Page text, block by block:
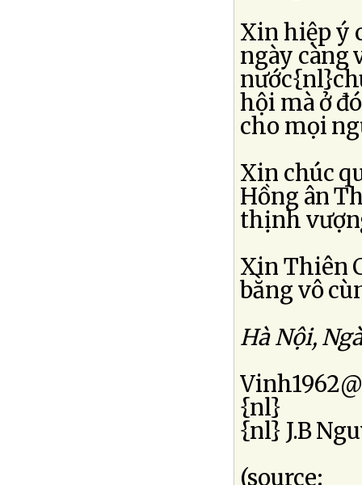
Xin hiệp ý
ngày càng
hội mà ở
cho mọi
Xin chúc
Hồng ân
thịnh
Xin Thiên
bằng vô
Hà Nội,
{nl}
{nl} J.B
(source: